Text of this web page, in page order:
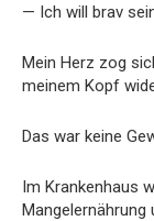
— Ich will brav
Mein Herz zog
meinem Kopf
Das war keine
Im Krankenhaus
Mangelernährung